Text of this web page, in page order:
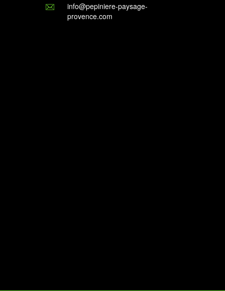
info@pepiniere-paysage-
provence.com